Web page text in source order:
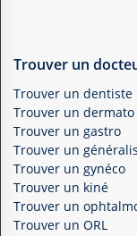
Trouver un
Trouver un dentiste
Trouver un dermato
Trouver un gastro
Trouver un
Trouver un gynéco
Trouver un kiné
Trouver un
Trouver un ORL